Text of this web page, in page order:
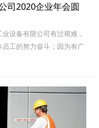
司2020企业年会圆
设备有限公司有过艰难，
工的努力奋斗；因为有广
业设备厂商的大力相助，